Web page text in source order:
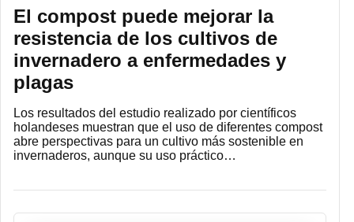
El compost puede mejorar la
resistencia de los cultivos de
invernadero a enfermedades y
plagas
Los resultados del estudio realizado por científicos
holandeses muestran que el uso de diferentes compost
abre perspectivas para un cultivo más sostenible en
invernaderos, aunque su uso práctico…